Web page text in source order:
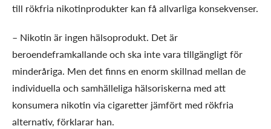
till rökfria nikotinprodukter kan få allvarliga konsekvenser.
– Nikotin är ingen hälsoprodukt. Det är
beroendeframkallande och ska inte vara tillgängligt för
minderåriga. Men det finns en enorm skillnad mellan de
individuella och samhälleliga hälsoriskerna med att
konsumera nikotin via cigaretter jämfört med rökfria
alternativ, förklarar han.